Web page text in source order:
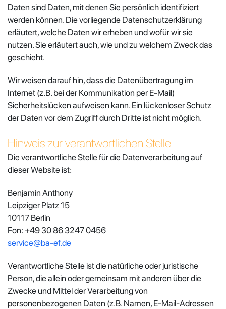
Daten sind Daten, mit denen Sie persönlich identifiziert
werden können. Die vorliegende Datenschutzerklärung
erläutert, welche Daten wir erheben und wofür wir sie
nutzen. Sie erläutert auch, wie und zu welchem Zweck das
geschieht.
Wir weisen darauf hin, dass die Datenübertragung im
Internet (z.B. bei der Kommunikation per E-Mail)
Sicherheitslücken aufweisen kann. Ein lückenloser Schutz
der Daten vor dem Zugriff durch Dritte ist nicht möglich.
Hinweis zur verantwortlichen Stelle
Die verantwortliche Stelle für die Datenverarbeitung auf
dieser Website ist:
Benjamin Anthony
Leipziger Platz 15
10117 Berlin
Fon: +49 30 86 3247 0456
service@ba-ef.de
Verantwortliche Stelle ist die natürliche oder juristische
Person, die allein oder gemeinsam mit anderen über die
Zwecke und Mittel der Verarbeitung von
personenbezogenen Daten (z.B. Namen, E-Mail-Adressen